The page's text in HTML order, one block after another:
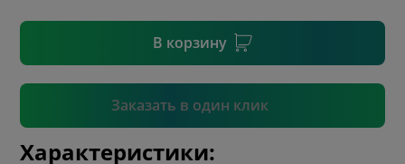
В корзину
Заказать в один клик
Подтвердить
Характеристики: